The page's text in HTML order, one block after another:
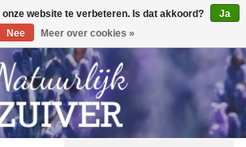
0
website te verbeteren. Is dat akkoord?
Ja
Nee
Meer over cookies »